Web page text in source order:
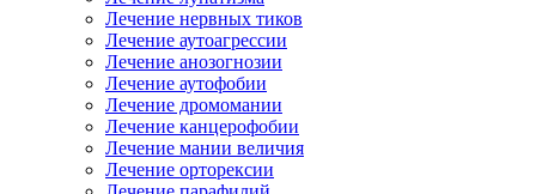
Лечение нервных тиков
Лечение аутоагрессии
Лечение анозогнозии
Лечение аутофобии
Лечение дромомании
Лечение канцерофобии
Лечение мании величия
Лечение орторексии